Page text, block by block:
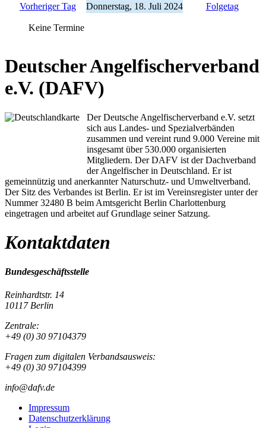
Vorheriger Tag Donnerstag, 18. Juli 2024 Folgetag
Keine Termine
Deutscher Angelfischerverband
e.V. (DAFV)
Der Deutsche Angelfischerverband e.V. setzt
sich aus Landes- und Spezialverbänden
zusammen und vereint rund 9.000 Vereine mit
insgesamt über 530.000 organisierten
Mitgliedern. Der DAFV ist der Dachverband
der Angelfischer in Deutschland. Er ist
gemeinnützig und anerkannter Naturschutz- und Umweltverband.
Der Sitz des Verbandes ist Berlin. Er ist im Vereinsregister unter der
Nummer 32480 B beim Amtsgericht Berlin Charlottenburg
eingetragen und arbeitet auf Grundlage seiner Satzung.
Kontaktdaten
Bundesgeschäftsstelle
Reinhardtstr. 14
10117 Berlin
Zentrale:
+49 (0) 30 97104379
Fragen zum digitalen Verbandsausweis:
+49 (0) 30 97104399
info@dafv.de
Impressum
Datenschutzerklärung